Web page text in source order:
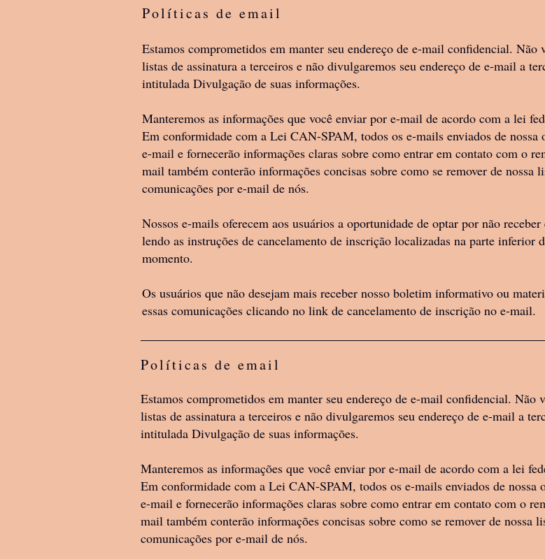
Políticas de email
Estamos comprometidos em manter seu endereço de e-mail confidencial. Não
listas de assinatura a terceiros e não divulgaremos seu endereço de e-mail a
intitulada Divulgação de suas informações.
Manteremos as informações que você enviar por e-mail de acordo com a lei
Em conformidade com a Lei CAN-SPAM, todos os e-mails enviados de nossa
e-mail e fornecerão informações claras sobre como entrar em contato com o
mail também conterão informações concisas sobre como se remover de nossa
comunicações por e-mail de nós.
Nossos e-mails oferecem aos usuários a oportunidade de optar por não
lendo as instruções de cancelamento de inscrição localizadas na parte inferior
momento.
Os usuários que não desejam mais receber nosso boletim informativo ou
essas comunicações clicando no link de cancelamento de inscrição no e-mail.
Políticas de email
Estamos comprometidos em manter seu endereço de e-mail confidencial. Não
listas de assinatura a terceiros e não divulgaremos seu endereço de e-mail a
intitulada Divulgação de suas informações.
Manteremos as informações que você enviar por e-mail de acordo com a lei
Em conformidade com a Lei CAN-SPAM, todos os e-mails enviados de nossa
e-mail e fornecerão informações claras sobre como entrar em contato com o
mail também conterão informações concisas sobre como se remover de nossa
comunicações por e-mail de nós.